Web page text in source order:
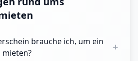
brauche ich, um ein
+